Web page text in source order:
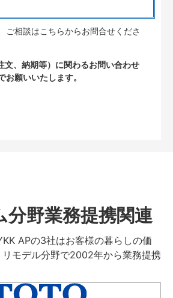
ご相談はこちらからお問合せくださ
文、納期等）に関わるお問い合わせ
お願いいたします。
分野業務提携関連
APの3社はお客様の暮らしの価
モデル分野で2002年から業務提携